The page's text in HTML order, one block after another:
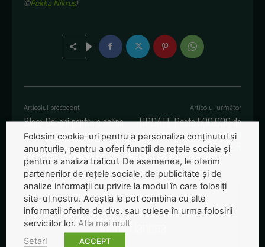
©Pekka Nikrus)
Articolul precedent
Blog: Doi ani pentru a scăpa
de medicamentele expirate
Articolul următor
UPDATE Peste 500.000 de
consumatori reciclează zilnic
ambalaje SGR
Ioana Oancea
Folosim cookie-uri pentru a personaliza conținutul și
anunțurile, pentru a oferi funcții de rețele sociale și
pentru a analiza traficul. De asemenea, le oferim
partenerilor de rețele sociale, de publicitate și de
analize informații cu privire la modul în care folosiți
site-ul nostru. Aceștia le pot combina cu alte
informații oferite de dvs. sau culese în urma folosirii
serviciilor lor. Afla mai mult
Setari
ACCEPT